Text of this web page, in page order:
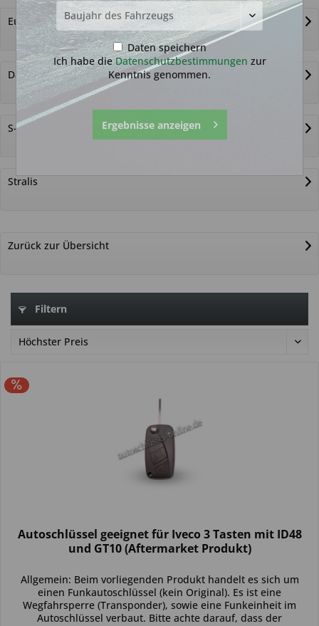
EuroStar
Daily
S-2000
Stralis
Zurück zur Übersicht
Filtern
Autoschlüssel geeignet für Iveco 3 Tasten mit ID48
und GT10 (Aftermarket Produkt)
Allgemein: Beim vorliegenden Produkt handelt es sich um
einen Funkautoschlüssel (kein Original). Es ist eine
Wegfahrsperre (Transponder), sowie eine Funkeinheit im
Autoschlüssel verbaut. Bitte achte darauf, dass der
Daten speichern
Ich habe dieDatenschutzbestimmungen zur
Kenntnis genommen.
Ergebnisse anzeigen